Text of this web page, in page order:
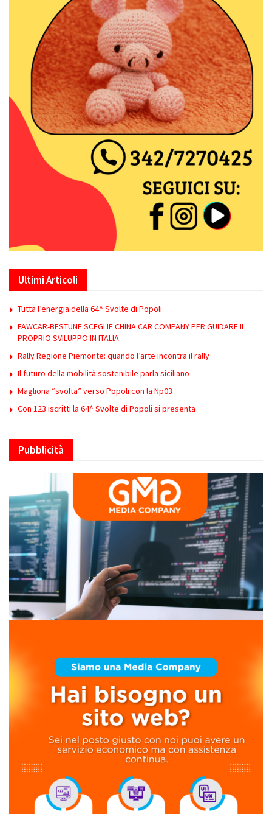
Ultimi Articoli
Tutta l’energia della 64^ Svolte di Popoli
FAWCAR-BESTUNE SCEGLIE CHINA CAR COMPANY PER GUIDARE IL
PROPRIO SVILUPPO IN ITALIA
Rally Regione Piemonte: quando l’arte incontra il rally
Il futuro della mobilità sostenibile parla siciliano
Magliona “svolta” verso Popoli con la Np03
Con 123 iscritti la 64^ Svolte di Popoli si presenta
Pubblicità